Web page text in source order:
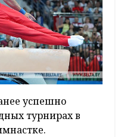
успешно
турнирах в